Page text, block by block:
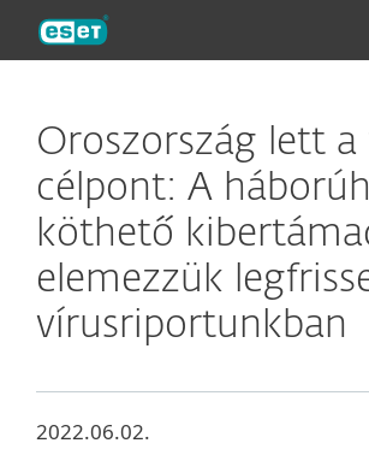
Oroszország lett a
célpont: A
köthető
elemezzük
vírusriportunkban
2022.06.02.
ESET